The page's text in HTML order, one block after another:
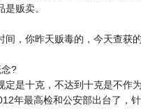
贩卖。
，你昨天贩毒的，今天查获
?
是十克，不达到十克是不作
最高检和公安部出台了，